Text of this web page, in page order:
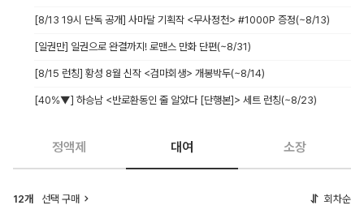
[8/13 19시 단독 공개] 사마달 기획작 <무사정천> #1000P 증정(~8/13)
[일권만] 일권으로 완결까지! 로맨스 만화 단편(~8/31)
[8/15 런칭] 황성 8월 신작 <검마회생> 개봉박두(~8/14)
[40%▼] 하승남 <반로환동인 줄 알았다 [단행본]> 세트 런칭(~8/23)
정액제 대여 소장
12개 선택 구매 회차순